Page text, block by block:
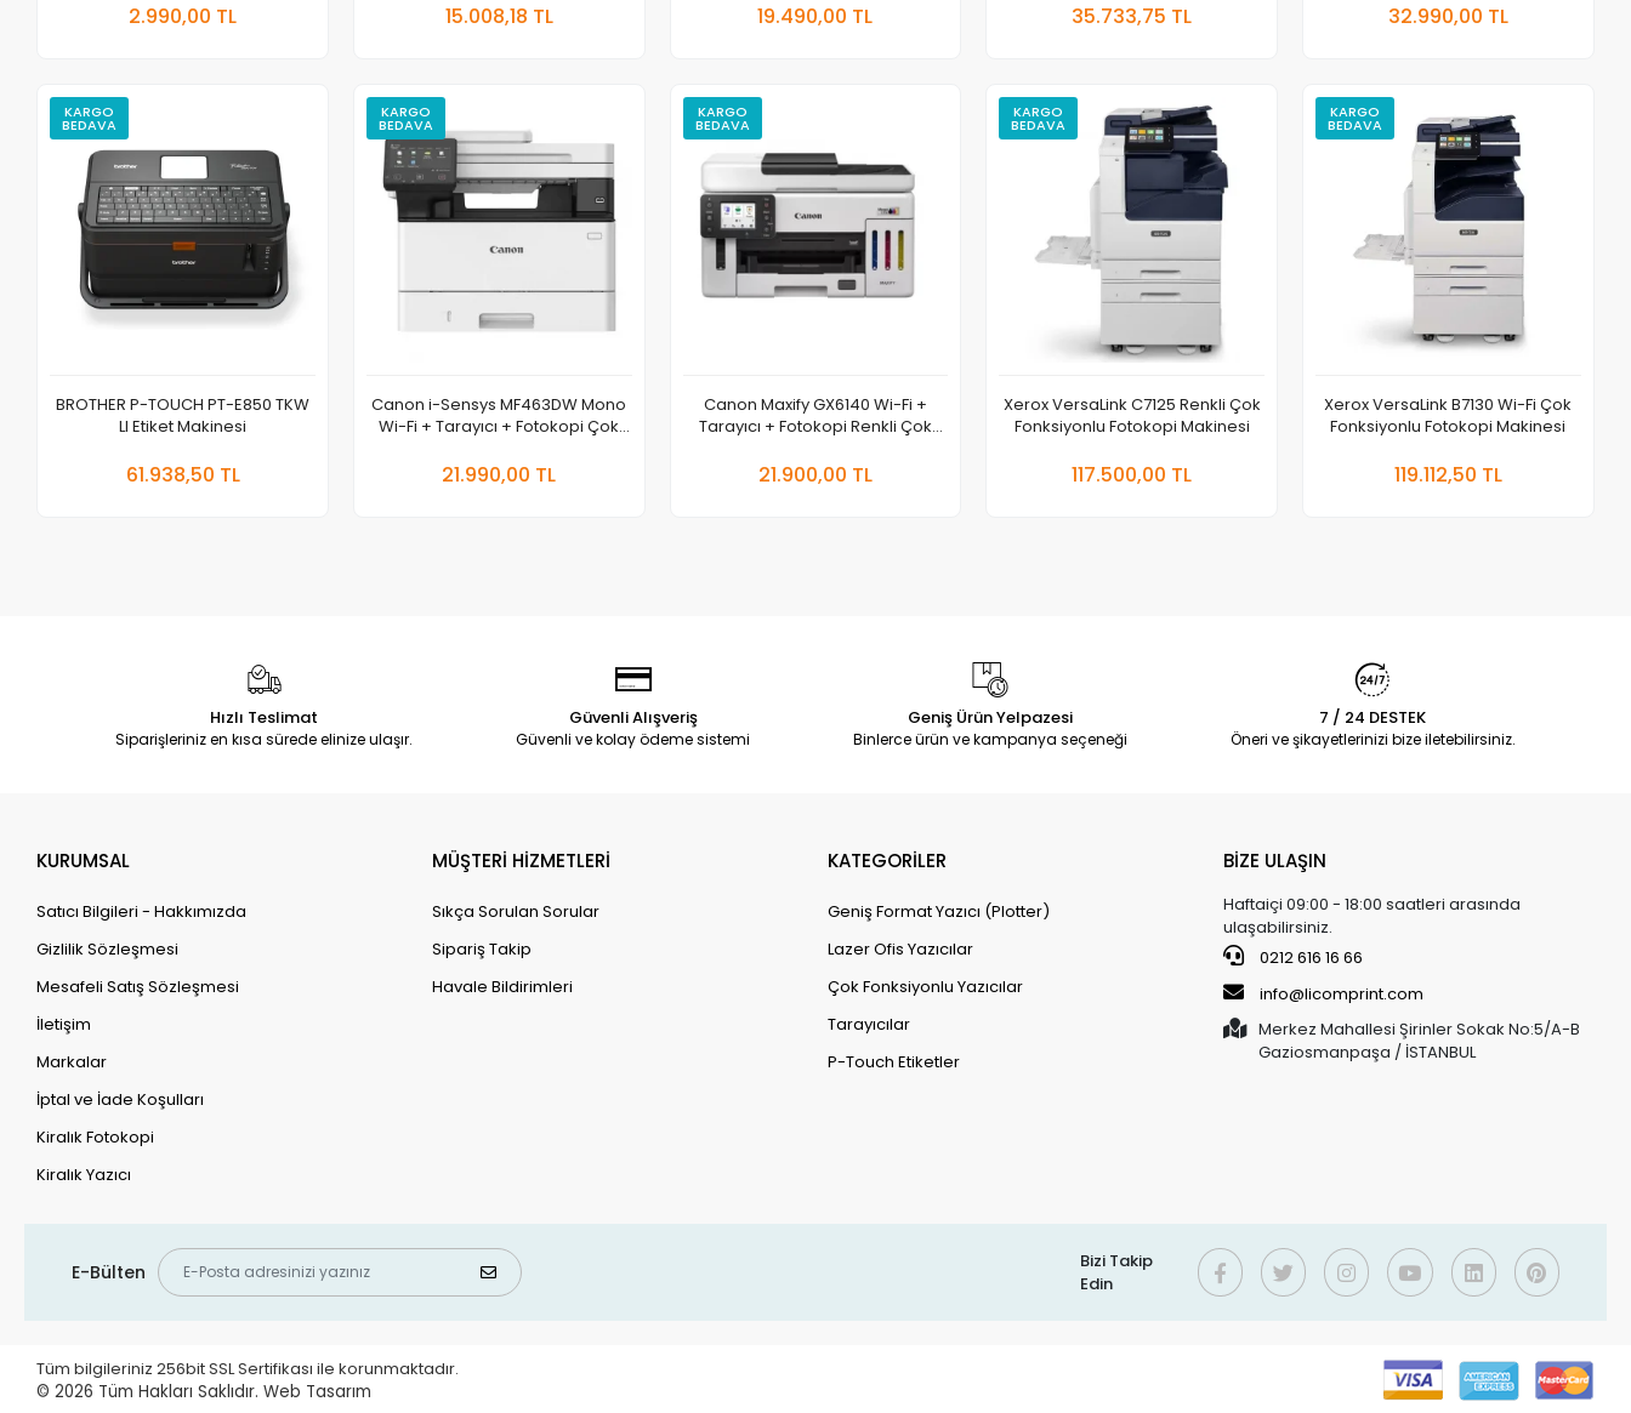
2.990,00 TL 15.008,18 TL 19.490,00 TL 35.733,75 TL 32.990,00 TL
KARGO
BEDAVA
BROTHER P-TOUCH PT-E850 TKW
LI Etiket Makinesi
61.938,50 TL
KARGO
BEDAVA
Canon i-Sensys MF463DW Mono
Wi-Fi + Tarayıcı + Fotokopi Çok
21.990,00 TL
KARGO
BEDAVA
Canon Maxify GX6140 Wi-Fi +
Tarayıcı + Fotokopi Renkli Çok
Püskürtmeli Yazıcı
21.900,00 TL
KARGO
BEDAVA
Xerox VersaLink C7125 Renkli Çok
Fonksiyonlu Fotokopi Makinesi
117.500,00 TL
KARGO
BEDAVA
Xerox VersaLink B7130 Wi-Fi Çok
Fonksiyonlu Fotokopi Makinesi
119.112,50 TL
Hızlı Teslimat
Siparişleriniz en kısa sürede elinize ulaşır.
Güvenli Alışveriş
Güvenli ve kolay ödeme sistemi
Geniş Ürün Yelpazesi
Binlerce ürün ve kampanya seçeneği
7 / 24 DESTEK
Öneri ve şikayetlerinizi bize iletebilirsiniz.
KURUMSAL
Satıcı Bilgileri - Hakkımızda
Gizlilik Sözleşmesi
Mesafeli Satış Sözleşmesi
İletişim
Markalar
İptal ve İade Koşulları
Kiralık Fotokopi
Kiralık Yazıcı
MÜŞTERİ HİZMETLERİ
Sıkça Sorulan Sorular
Sipariş Takip
Havale Bildirimleri
KATEGORİLER
Geniş Format Yazıcı (Plotter)
Lazer Ofis Yazıcılar
Çok Fonksiyonlu Yazıcılar
Tarayıcılar
P-Touch Etiketler
BİZE ULAŞIN
Haftaiçi 09:00 - 18:00 saatleri arasında
ulaşabilirsiniz.
0212 616 16 66
info@licomprint.com
Merkez Mahallesi Şirinler Sokak No:5/A-B
Gaziosmanpaşa / İSTANBUL
E-Bülten
Bizi Takip
Edin
Tüm bilgileriniz 256bit SSL Sertifikası ile korunmaktadır.
© 2026 Tüm Hakları Saklıdır.Web Tasarım